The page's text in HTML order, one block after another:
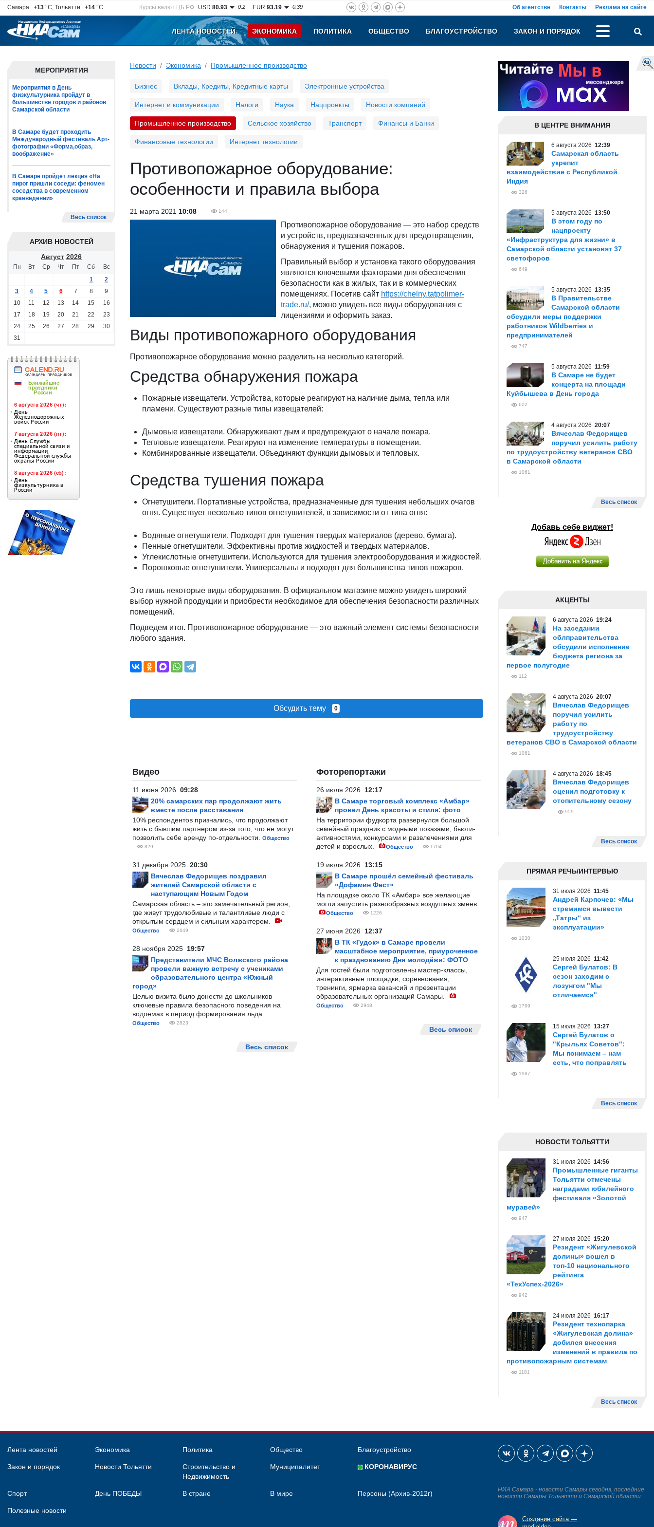
Самара +13 °C, Тольятти +14 °C Курсы валют ЦБ РФ: USD80.93 -0.2 EUR93.19 -0.39 Об агентстве Контакты Реклама на сайте
ЛЕНТА НОВОСТЕЙ ЭКОНОМИКА ПОЛИТИКА ОБЩЕСТВО БЛАГОУСТРОЙСТВО ЗАКОН И ПОРЯДОК
МЕРОПРИЯТИЯ
Мероприятия в День
физкультурника пройдут в
большинстве городов и районов
Самарской области
В Самаре будет проходить
Международный фестиваль Арт-
фотографии «Форма,образ,
воображение»
В Самаре пройдет лекция «На
пирог пришли соседи: феномен
соседства в современном
краеведении»
Весь список
АРХИВ НОВОСТЕЙ
Август 2026
Пн Вт Ср Чт Пт Сб
Вс
1
2
3
4 5 6 7 8
9
10
11 12 13 14 15
16
17
18 19 20 21 22
23
24
25 26 27 28 29
30
31
Новости Экономика Промышленное производство
Бизнес Вклады, Кредиты, Кредитные карты Электронные устройства
Интернет и коммуникации Налоги Наука Нацпроекты Новости компаний
Промышленное производство Сельское хозяйство Транспорт Финансы и Банки
Финансовые технологии Интернет технологии
Противопожарное оборудование:
особенности и правила выбора
21 марта 2021 10:08 144
Противопожарное оборудование — это набор средств
и устройств, предназначенных для предотвращения,
обнаружения и тушения пожаров.
Правильный выбор и установка такого оборудования
являются ключевыми факторами для обеспечения
безопасности как в жилых, так и в коммерческих
помещениях. Посетив сайт https://chelny.tatpolimer-
trade.ru/, можно увидеть все виды оборудования с
лицензиями и оформить заказ.
Виды противопожарного оборудования
Противопожарное оборудование можно разделить на несколько категорий.
Средства обнаружения пожара
Пожарные извещатели. Устройства, которые реагируют на наличие дыма, тепла или
пламени. Существуют разные типы извещателей:
Дымовые извещатели. Обнаруживают дым и предупреждают о начале пожара.
Тепловые извещатели. Реагируют на изменение температуры в помещении.
Комбинированные извещатели. Объединяют функции дымовых и тепловых.
Средства тушения пожара
Огнетушители. Портативные устройства, предназначенные для тушения небольших очагов
огня. Существует несколько типов огнетушителей, в зависимости от типа огня:
Водяные огнетушители. Подходят для тушения твердых материалов (дерево, бумага).
Пенные огнетушители. Эффективны против жидкостей и твердых материалов.
Углекислотные огнетушители. Используются для тушения электрооборудования и жидкостей.
Порошковые огнетушители. Универсальны и подходят для большинства типов пожаров.
Это лишь некоторые виды оборудования. В официальном магазине можно увидеть широкий
выбор нужной продукции и приобрести необходимое для обеспечения безопасности различных
помещений.
Подведем итог. Противопожарное оборудование — это важный элемент системы безопасности
любого здания.
Обсудить тему 0
Видео
11 июня 2026 09:28
20% самарских пар продолжают жить
вместе после расставания
10% респондентов признались, что продолжают
жить с бывшим партнером из-за того, что не могут
позволить себе аренду по-отдельности.
Общество
829
31 декабря 2025 20:30
Вячеслав Федорищев поздравил
жителей Самарской области с
наступающим Новым Годом
Самарская область – это замечательный регион,
где живут трудолюбивые и талантливые люди с
открытым сердцем и сильным характером.
Общество 2649
28 ноября 2025 19:57
Представители МЧС Волжского района
провели важную встречу с учениками
образовательного центра «Южный
город»
Целью визита было донести до школьников
ключевые правила безопасного поведения на
водоемах в период формирования льда.
Общество 2823
Весь список
Фоторепортажи
26 июля 2026 12:17
В Самаре торговый комплекс «Амбар»
провел День красоты и стиля: фото
На территории фудкорта развернулся большой
семейный праздник с модными показами, бьюти-
активностями, конкурсами и развлечениями для
детей и взрослых.
Общество 1704
19 июля 2026 13:15
В Самаре прошёл семейный фестиваль
«Дофамин Фест»
На площадке около ТК «Амбар» все желающие
могли запустить разнообразных воздушных змеев.
Общество 1226
27 июня 2026 12:37
В ТК «Гудок» в Самаре провели
масштабное мероприятие, приуроченное
к празднованию Дня молодёжи: ФОТО
Для гостей были подготовлены мастер-классы,
интерактивные площадки, соревнования,
тренинги, ярмарка вакансий и презентации
образовательных организаций Самары.
Общество 2948
Весь список
В ЦЕНТРЕ ВНИМАНИЯ
6 августа 2026 12:39
Самарская область
укрепит
взаимодействие с Республикой
Индия
326
5 августа 2026 13:50
В этом году по
нацпроекту
«Инфраструктура для жизни» в
Самарской области установят 37
светофоров
649
5 августа 2026 13:35
В Правительстве
Самарской области
обсудили меры поддержки
работников Wildberries и
предпринимателей
747
5 августа 2026 11:59
В Самаре не будет
концерта на площади
Куйбышева в День города
602
4 августа 2026 20:07
Вячеслав Федорищев
поручил усилить работу
по трудоустройству ветеранов СВО
в Самарской области
1061
Весь список
Добавь себе виджет!
АКЦЕНТЫ
6 августа 2026 19:24
На заседании
облправительства
обсудили исполнение
бюджета региона за
первое полугодие
112
4 августа 2026 20:07
Вячеслав Федорищев
поручил усилить
работу по
трудоустройству
ветеранов СВО в Самарской области
1061
4 августа 2026 18:45
Вячеслав Федорищев
оценил подготовку к
отопительному сезону
959
Весь список
ПРЯМАЯ РЕЧЬ/ИНТЕРВЬЮ
31 июля 2026 11:45
Андрей Карпочев: «Мы
стремимся вывести
„Татры“ из
эксплуатации»
1030
25 июля 2026 11:42
Сергей Булатов: В
сезон заходим с
лозунгом "Мы
отличаемся"
1799
15 июля 2026 13:27
Сергей Булатов о
"Крыльях Советов":
Мы понимаем – нам
есть, что поправлять
1987
Весь список
НОВОСТИ ТОЛЬЯТТИ
31 июля 2026 14:56
Промышленные гиганты
Тольятти отмечены
наградами юбилейного
фестиваля «Золотой
муравей»
947
27 июля 2026 15:20
Резидент «Жигулевской
долины» вошел в
топ-10 национального
рейтинга
«ТехУспех-2026»
942
24 июля 2026 16:17
Резидент технопарка
«Жигулевская долина»
добился внесения
изменений в правила по
противопожарным системам
1181
Весь список
Лента новостей Экономика Политика Общество Благоустройство
Закон и порядок Новости Тольятти
Строительство и
Недвижимость
Муниципалитет КОРОНАВИРУС
Спорт День ПОБЕДЫ В стране В мире Персоны (Архив-2012г)
Полезные новости
НИА Самара - новости Самары сегодня, последние
новости Самары Тольятти и Самарской области
Создание сайта —